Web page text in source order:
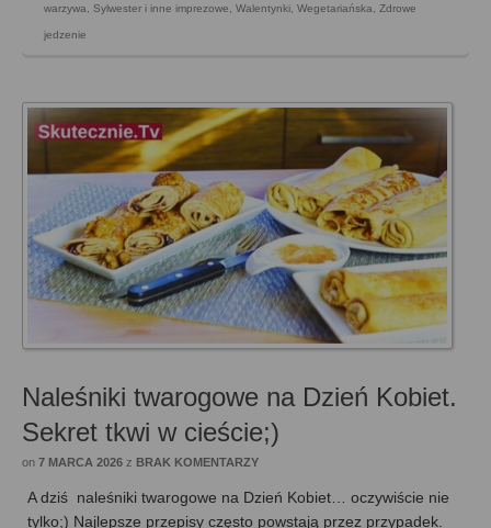
warzywa Sylwester i inne imprezowe Walentynki Wegetariańska Zdrowe
jedzenie
Naleśniki twarogowe na Dzień Kobiet.
Sekret tkwi w cieście;)
on 7 MARCA 2026 z BRAK KOMENTARZY
A dziś naleśniki twarogowe na Dzień Kobiet… oczywiście nie
tylko;) Najlepsze przepisy często powstają przez przypadek.